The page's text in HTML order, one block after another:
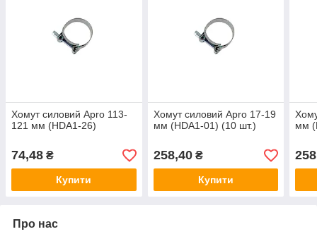
Хомут силовий Apro 113-
121 мм (HDA1-26)
74,48 ₴
Купити
Хомут силовий Apro 17-19
мм (HDA1-01) (10 шт.)
258,40₴
Купити
мм
Про нас